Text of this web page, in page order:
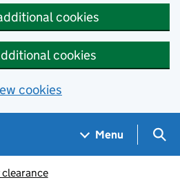
cookies
cookies
cookies
Menu